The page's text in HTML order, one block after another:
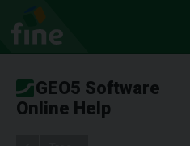
GEO5 Software
Online Help